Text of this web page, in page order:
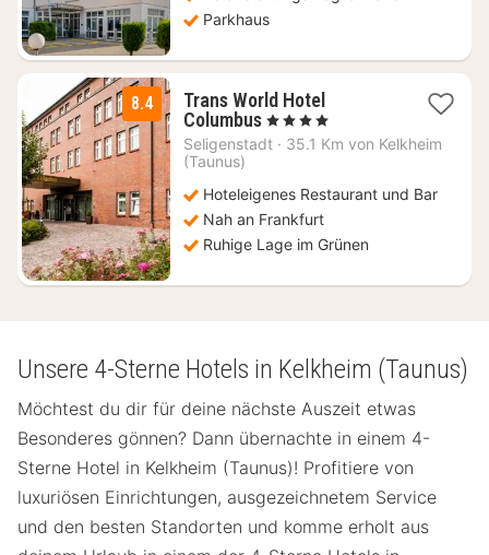
Parkhaus
8.4
Trans World Hotel
Columbus2
Nächte
€
, 4 Sterne
Seligenstadt · 35.1 Km von Kelkheim
(Taunus)
Hoteleigenes Restaurant und Bar
Nah an Frankfurt
Ruhige Lage im Grünen
Unsere 4-Sterne Hotels in Kelkheim (Taunus)
Möchtest du dir für deine nächste Auszeit etwas
Besonderes gönnen? Dann übernachte in einem 4-
Sterne Hotel in Kelkheim (Taunus)! Profitiere von
luxuriösen Einrichtungen, ausgezeichnetem Service
und den besten Standorten und komme erholt aus